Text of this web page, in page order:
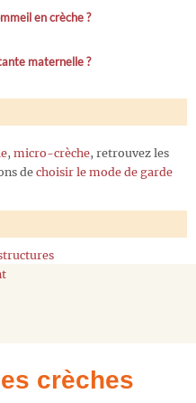
en crèche ?
maternelle ?
, micro-crèche, retrouvez les
de choisir le mode de garde
crèches